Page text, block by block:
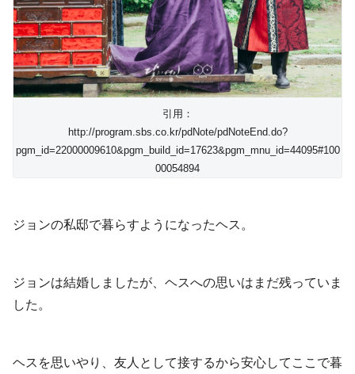
引用：
http://program.sbs.co.kr/pdNote/pdNoteEnd.do?
pgm_id=22000009610&pgm_build_id=17623&pgm_mnu_id=44095#100
00054894
ジョンの私邸で暮らすようになったヘス。
ジョンは結婚しましたが、ヘスへの思いはまだ残っていま
した。
ヘスを思いやり、友人として接するから安心してここで暮